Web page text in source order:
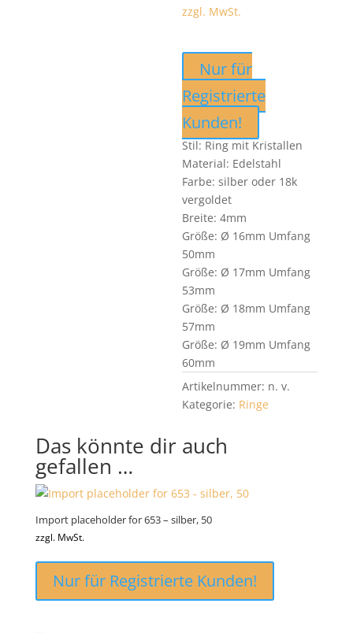
zzgl. MwSt.
Nur für
Registrierte
Kunden!
Stil: Ring mit Kristallen
Material: Edelstahl
Farbe: silber oder 18k
vergoldet
Breite: 4mm
Größe: Ø 16mm Umfang
50mm
Größe: Ø 17mm Umfang
53mm
Größe: Ø 18mm Umfang
57mm
Größe: Ø 19mm Umfang
60mm
Artikelnummer: n. v.
Kategorie: Ringe
Das könnte dir auch
gefallen …
Import placeholder for 653 – silber, 50
zzgl. MwSt.
Nur für Registrierte Kunden!